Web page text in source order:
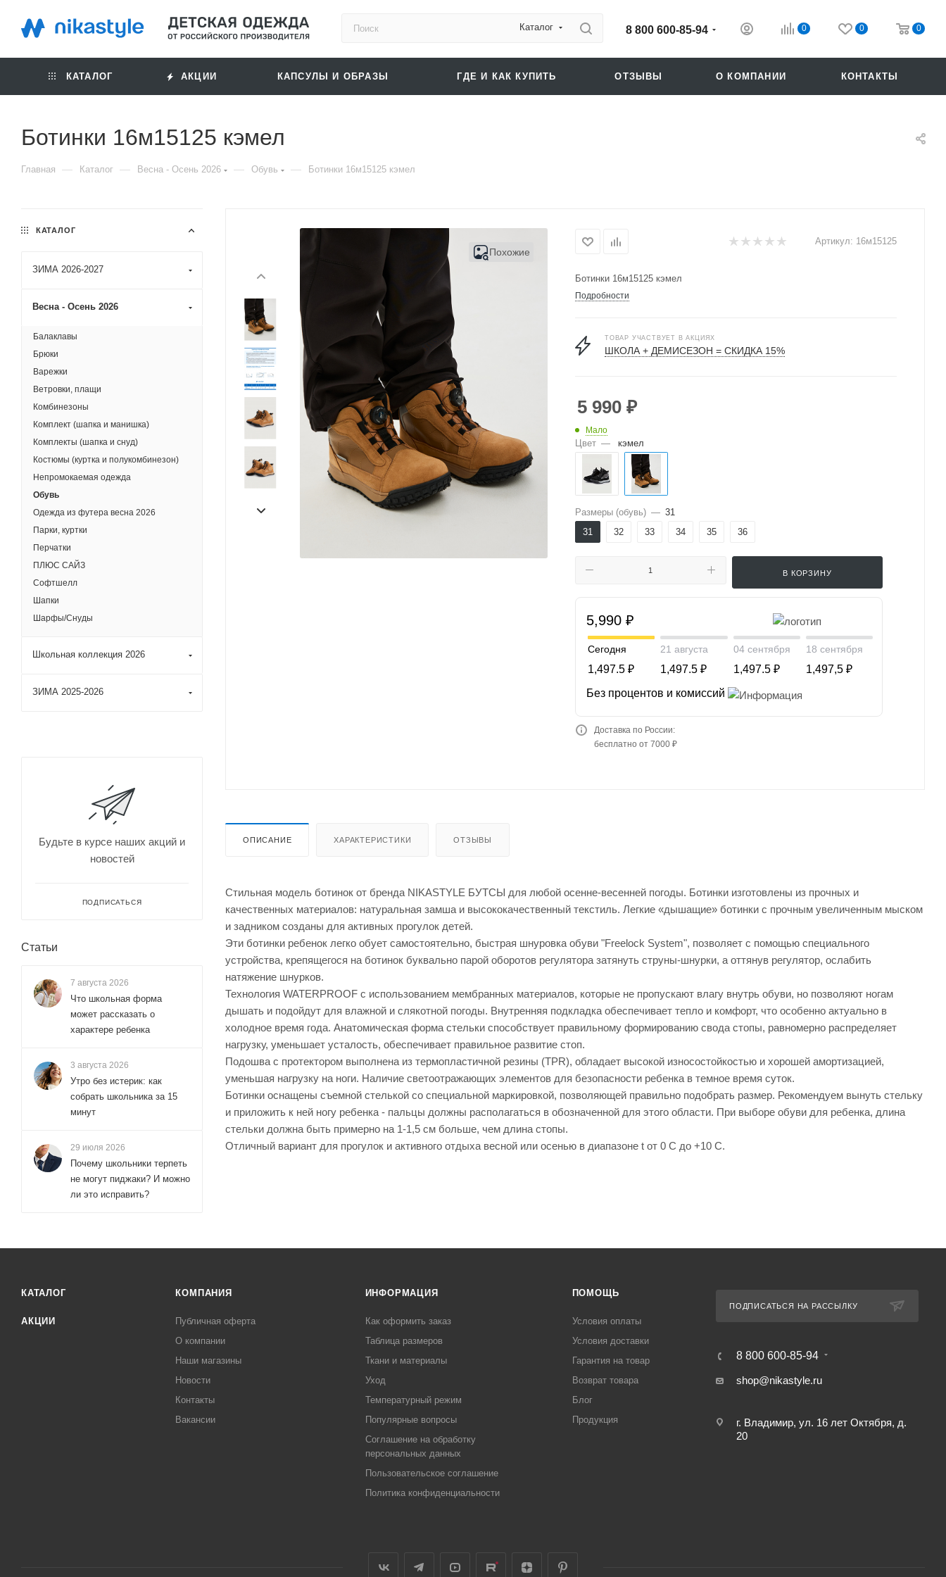
Каталог 8 800 600-85-94 0 0 0
КАТАЛОГ АКЦИИ КАПСУЛЫ И ОБРАЗЫ ГДЕ И КАК КУПИТЬ ОТЗЫВЫ О КОМПАНИИ КОНТАКТЫ
Ботинки 16м15125 кэмел
Главная — Каталог — Весна - Осень 2026 — Обувь — Ботинки 16м15125 кэмел
Похожие
Артикул: 16м15125
Ботинки 16м15125 кэмел
Подробности
ТОВАР УЧАСТВУЕТ В АКЦИЯХ
ШКОЛА + ДЕМИСЕЗОН = СКИДКА 15%
5 990 ₽
Мало
Цвет — кэмел
Размеры (обувь) — 31
31
32 33 34 35 36
В КОРЗИНУ
5,990 ₽
Сегодня
1,497.5 ₽
21 августа
1,497.5 ₽
04 сентября
1,497.5 ₽
18 сентября
1,497,5 ₽
Без процентов и комиссий
Доставка по России:
бесплатно от 7000 ₽
ОПИСАНИЕ ХАРАКТЕРИСТИКИ ОТЗЫВЫ
Стильная модель ботинок от бренда NIKASTYLE БУТСЫ для любой осенне-весенней погоды. Ботинки изготовлены из прочных и
качественных материалов: натуральная замша и высококачественный текстиль. Легкие «дышащие» ботинки с прочным увеличенным мыском
и задником созданы для активных прогулок детей.
Эти ботинки ребенок легко обует самостоятельно, быстрая шнуровка обуви "Freelock System", позволяет с помощью специального
устройства, крепящегося на ботинок буквально парой оборотов регулятора затянуть струны-шнурки, а оттянув регулятор, ослабить
натяжение шнурков.
Технология WATERPROOF с использованием мембранных материалов, которые не пропускают влагу внутрь обуви, но позволяют ногам
дышать и подойдут для влажной и слякотной погоды. Внутренняя подкладка обеспечивает тепло и комфорт, что особенно актуально в
холодное время года. Анатомическая форма стельки способствует правильному формированию свода стопы, равномерно распределяет
нагрузку, уменьшает усталость, обеспечивает правильное развитие стоп.
Подошва с протектором выполнена из термопластичной резины (TPR), обладает высокой износостойкостью и хорошей амортизацией,
уменьшая нагрузку на ноги. Наличие светоотражающих элементов для безопасности ребенка в темное время суток.
Ботинки оснащены съемной стелькой со специальной маркировкой, позволяющей правильно подобрать размер. Рекомендуем вынуть стельку
и приложить к ней ногу ребенка - пальцы должны располагаться в обозначенной для этого области. При выборе обуви для ребенка, длина
стельки должна быть примерно на 1-1,5 см больше, чем длина стопы.
Отличный вариант для прогулок и активного отдыха весной или осенью в диапазоне t от 0 C до +10 С.
КАТАЛОГ
ЗИМА 2026-2027
Весна - Осень 2026
Балаклавы
Брюки
Варежки
Ветровки, плащи
Комбинезоны
Комплект (шапка и манишка)
Комплекты (шапка и снуд)
Костюмы (куртка и полукомбинезон)
Непромокаемая одежда
Обувь
Одежда из футера весна 2026
Парки, куртки
Перчатки
ПЛЮС САЙЗ
Софтшелл
Шапки
Шарфы/Снуды
Школьная коллекция 2026
ЗИМА 2025-2026
Будьте в курсе наших акций и
новостей
ПОДПИСАТЬСЯ
Статьи
7 августа 2026
Что школьная форма
может рассказать о
характере ребенка
3 августа 2026
Утро без истерик: как
собрать школьника за 15
минут
29 июля 2026
Почему школьники терпеть
не могут пиджаки? И можно
ли это исправить?
КАТАЛОГ
АКЦИИ
КОМПАНИЯ
Публичная оферта
О компании
Наши магазины
Новости
Контакты
Вакансии
ИНФОРМАЦИЯ
Как оформить заказ
Таблица размеров
Ткани и материалы
Уход
Температурный режим
Популярные вопросы
Соглашение на обработку
персональных данных
Пользовательское соглашение
Политика конфиденциальности
ПОМОЩЬ
Условия оплаты
Условия доставки
Гарантия на товар
Возврат товара
Блог
Продукция
ПОДПИСАТЬСЯ НА РАССЫЛКУ
8 800 600-85-94
shop@nikastyle.ru
г. Владимир, ул. 16 лет Октября, д.
20